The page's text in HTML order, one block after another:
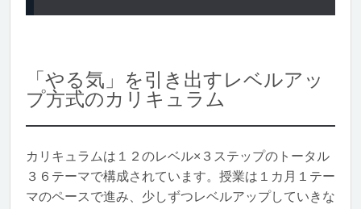
「やる気」を引き出すレベルアッ
プ方式のカリキュラム
カリキュラムは１２のレベル×３ステップのトータル
３６テーマで構成されています。授業は１カ月１テー
マのペースで進み、少しずつレベルアップしていきな